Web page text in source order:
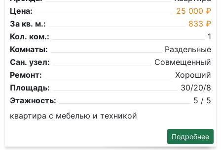
Цена:
25 000 ₽
За кв. м.:
833 ₽
Кол. ком.:
1
Комнаты:
Раздельные
Сан. узел:
Совмещенный
Ремонт:
Хороший
Площадь:
30/20/8
Этажность:
5 / 5
квартира с мебелью и техникой
Подробнее